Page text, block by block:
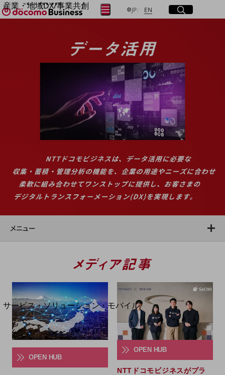
産業・地域DX/事業共創
OPEN HUB for Plural Futures
「社会可能性」を探究・実装する事業共創エコシステムです。
OPEN HUB for Plural Futuresとは
イベント/ウェビナー
プレイヤー(カタリスト/パートナー企業)
産業・地域DXプラットフォーマーとして
企業と地域が持続成長する社会を目指します
Smart Healthcare
Smart Industry
Smart Mobility
Smart Worksite
生成AI(Generative AI)
地域の取り組み
地域経済のさらなる活性化に取り組みます
サービス・ソリューション・モバイル
サービス・ソリューションTOP
DXに関する課題を解決する
カテゴリーで探す
カテゴリーで探すTOP
JP日本語
EN Englishサイト内検索
開く
メニュー
開く
フリーワードを入力して探す
フリーワードでNTTドコモビジネスの
取り組みを検索
検索する
メニュー
OPEN HUB
OPEN HUB
NTTドコモビジネスがプラ